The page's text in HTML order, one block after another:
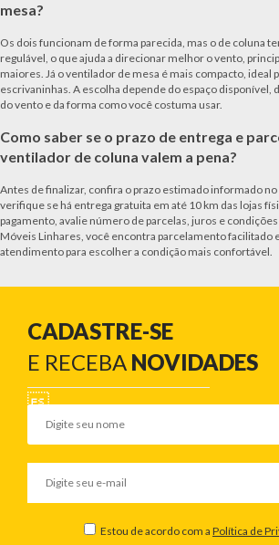
mesa?
Os dois funcionam de forma parecida, mas o de coluna
regulável, o que ajuda a direcionar melhor o vento,
maiores. Já o ventilador de mesa é mais compacto, ideal
escrivaninhas. A escolha depende do espaço disponível,
do vento e da forma como você costuma usar.
Como saber se o prazo de entrega e
ventilador de coluna valem a pena?
Antes de finalizar, confira o prazo estimado informado no
verifique se há entrega gratuita em até 10 km das lojas
pagamento, avalie número de parcelas, juros e
Móveis Linhares, você encontra parcelamento facilitado
atendimento para escolher a condição mais confortável.
CADASTRE-SE
E RECEBA NOVIDADES
Estou de acordo com a Política de